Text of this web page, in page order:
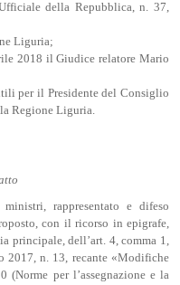
della Repubblica, n. 37,
Liguria;
2018 il Giudice relatore Mario
per il Presidente del Consiglio
Regione Liguria.
rappresentato e difeso
con il ricorso in epigrafe,
principale, dell’art. 4, comma 1,
2017, n. 13, recante «Modifiche
per l’assegnazione e la